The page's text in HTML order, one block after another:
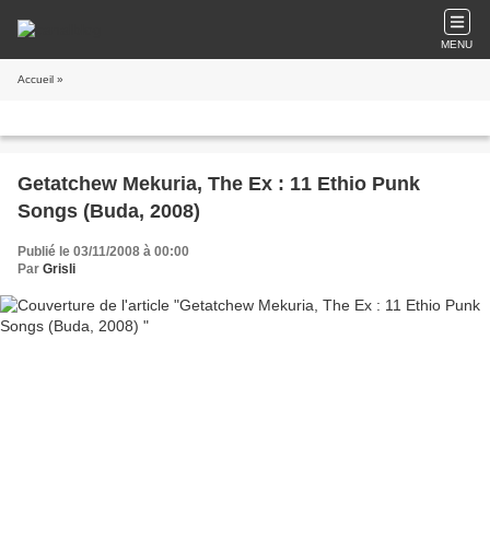
MENU
Accueil »
Getatchew Mekuria, The Ex : 11 Ethio Punk
Songs (Buda, 2008)
Publié le 03/11/2008 à 00:00
Par Grisli